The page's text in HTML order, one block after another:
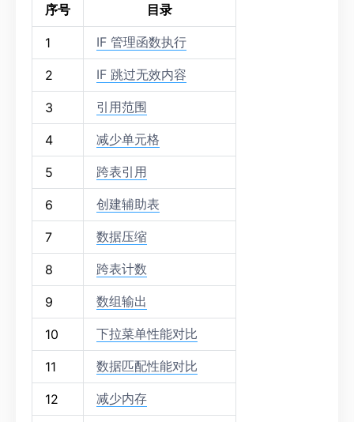
序号 目录
1 IF 管理函数执行
2 IF 跳过无效内容
3 引用范围
4 减少单元格
5 跨表引用
6 创建辅助表
7 数据压缩
8 跨表计数
9 数组输出
10 下拉菜单性能对比
11 数据匹配性能对比
12 减少内存